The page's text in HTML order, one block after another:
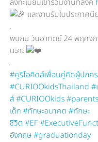
ลงทะเบียนเข้าร่วมงานที่ลิ้งค์
และงานรับใบประกาศ
.
พบกัน วันอาทิตย์ 24 พฤศ
นะคะ
.
#คูริโอคิดส์เพื่อนคู่คิดผู้ปกค
#CURIOOkidsThailand #
ส์#CURIOOkids#parents
เด็ก #ทักษะอนาคต #ทักษะ
ชีวิต #EF
อังกฤษ#graduationday